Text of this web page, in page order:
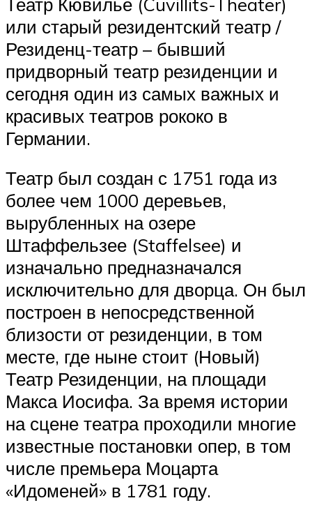
или старый резидентский театр /
Резиденц-театр – бывший
придворный театр резиденции и
сегодня один из самых важных и
красивых театров рококо в
Германии.
Театр был создан с 1751 года из
более чем 1000 деревьев,
вырубленных на озере
Штаффельзее (Staffelsee) и
изначально предназначался
исключительно для дворца. Он был
построен в непосредственной
близости от резиденции, в том
месте, где ныне стоит (Новый)
Театр Резиденции, на площади
Макса Иосифа. За время истории
на сцене театра проходили многие
известные постановки опер, в том
числе премьера Моцарта
«Идоменей» в 1781 году.